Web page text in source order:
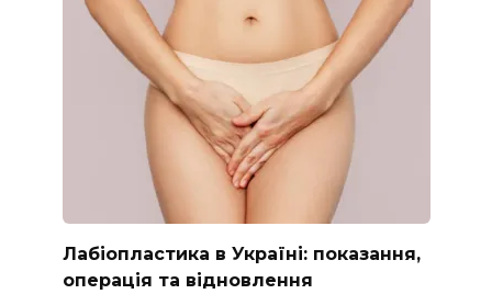
Лабіопластика в Україні: показання,
операція та відновлення